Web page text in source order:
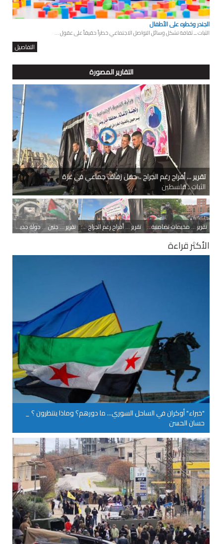
الجندر وخطره على الأطفال
الثبات ــ ثقافة تشكل وسائل التواصل الاجتماعي خطراً حقيقاً على عقول ...
التفاصيل
التقارير المصورة
تقرير ... مخيمات تضامنية مع غزة .. الطلاب في الجامعات الأميركية
يواصلون احتجاجاتهم
الثبات ـ دولي
تقرير ... جنين ... جولة جديدة من التحدي والصمود تقرير ... أفراح رغم الجراح .. حفل زفاف جماعي في غزة تقرير ... مخيمات تضامنية مع غزة .. الطلاب في الجامعات الأميركية يواصلون احتجاجاتهم
الأكثر قراءة
"خبراء" أوكران في الساحل السوري... ما دورهم؟ وماذا ينتظرون ؟ _
حسان الحسن